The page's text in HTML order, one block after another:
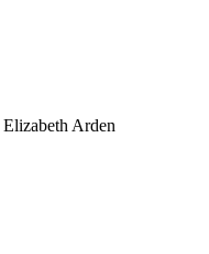
Elizabeth Arden